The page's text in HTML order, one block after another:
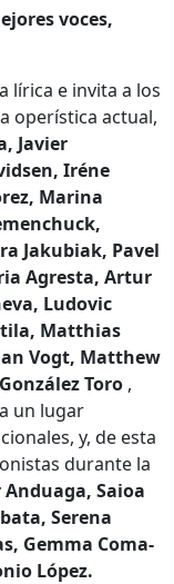
voces,
lírica e invita a los
operística actual,
Javier
Iréne
Marina
Jakubiak, Pavel
Agresta, Artur
Ludovic
Matthias
Vogt, Matthew
Toro ,
un lugar
y, de esta
durante la
Saioa
Serena
Gemma Coma-
López.